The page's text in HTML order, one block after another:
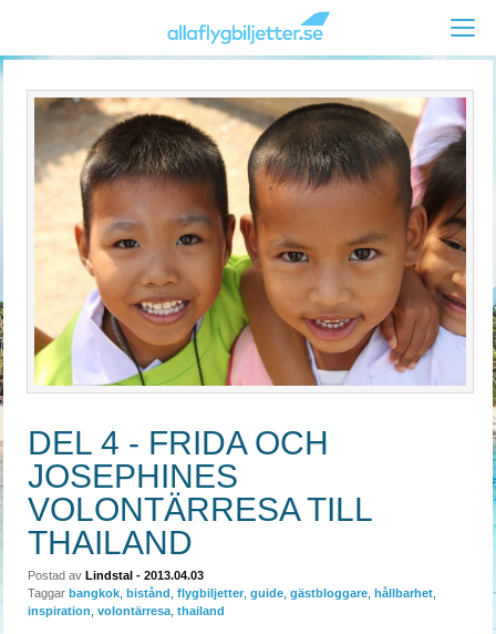
DEL 4 - FRIDA OCH
JOSEPHINES
VOLONTÄRRESA TILL
THAILAND
Postad avLindstal - 2013.04.03
Taggar bangkok ,bistånd ,flygbiljetter ,guide ,gästbloggare ,hållbarhet
inspiration ,volontärresa ,thailand